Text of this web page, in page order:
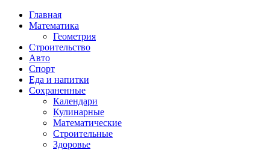
Главная
Математика
Геометрия
Строительство
Авто
Спорт
Еда и напитки
Сохраненные
Календари
Кулинарные
Математические
Строительные
Здоровье